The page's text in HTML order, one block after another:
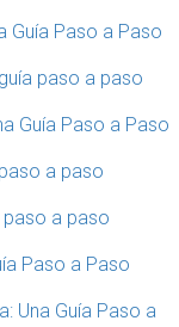
Guía Paso a Paso
paso a paso
Guía Paso a Paso
a paso
paso a paso
Paso a Paso
Una Guía Paso a